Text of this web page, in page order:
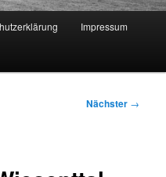
Impressum
Nächster →